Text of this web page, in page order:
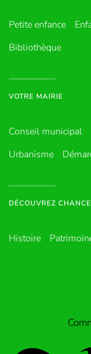
Petite enfance
Bibliothèque
VOTRE MAIRIE
Conseil municipal
Urbanisme
DÉCOUVREZ
Histoire